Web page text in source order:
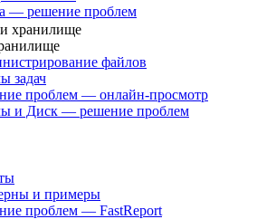
— решение проблем
хранилище
файлов
задач
проблем — онлайн-просмотр
и Диск — решение проблем
и примеры
проблем — FastReport